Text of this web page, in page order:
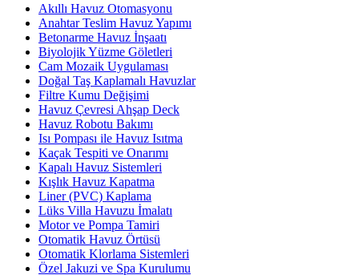
Akıllı Havuz Otomasyonu
Anahtar Teslim Havuz Yapımı
Betonarme Havuz İnşaatı
Biyolojik Yüzme Göletleri
Cam Mozaik Uygulaması
Doğal Taş Kaplamalı Havuzlar
Filtre Kumu Değişimi
Havuz Çevresi Ahşap Deck
Havuz Robotu Bakımı
Isı Pompası ile Havuz Isıtma
Kaçak Tespiti ve Onarımı
Kapalı Havuz Sistemleri
Kışlık Havuz Kapatma
Liner (PVC) Kaplama
Lüks Villa Havuzu İmalatı
Motor ve Pompa Tamiri
Otomatik Havuz Örtüsü
Otomatik Klorlama Sistemleri
Özel Jakuzi ve Spa Kurulumu